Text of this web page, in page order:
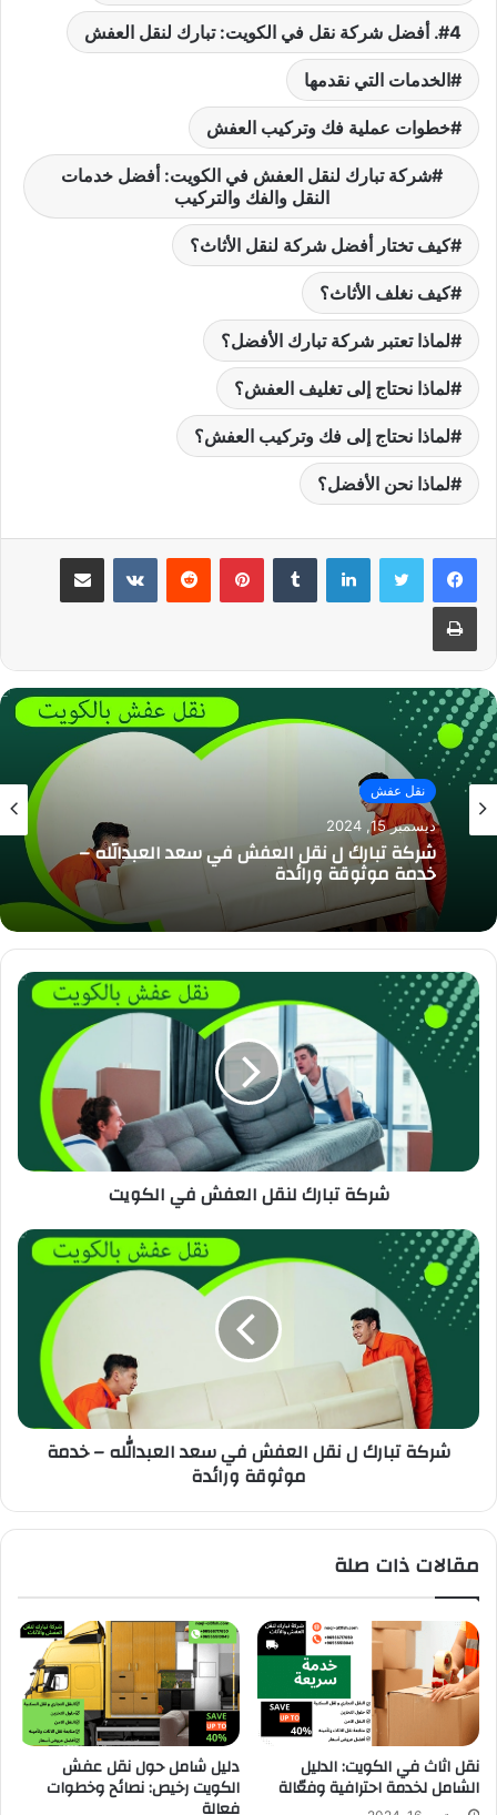
4. أفضل شركة نقل في الكويت: تبارك لنقل العفش
الخدمات التي نقدمها
خطوات عملية فك وتركيب العفش
شركة تبارك لنقل العفش في الكويت: أفضل خدمات
النقل والفك والتركيب
كيف تختار أفضل شركة لنقل الأثاث؟
كيف نغلف الأثاث؟
لماذا تعتبر شركة تبارك الأفضل؟
لماذا نحتاج إلى تغليف العفش؟
لماذا نحتاج إلى فك وتركيب العفش؟
لماذا نحن الأفضل؟
لينكدإن بينتيريست مشاركة عبر البريد
طباعة
نقل عفش
ديسمبر 15, 2024
شركة تبارك ل نقل العفش في سعد العبدالله –
خدمة موثوقة ورائدة
نقل عفش
ديسمبر 14, 2024
شركة تبارك لنقل العفش في الكويت
شركة تبارك لنقل العفش في الكويت
شركة تبارك ل نقل العفش في سعد العبدالله – خدمة
موثوقة ورائدة
مقالات ذات صلة
نقل اثاث في الكويت: الدليل
الشامل لخدمة احترافية وفعّالة
دليل شامل حول نقل عفش
الكويت رخيص: نصائح وخطوات
فعالة